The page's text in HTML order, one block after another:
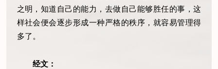
之明，知道自己的能力，去做自己能够胜任的事，这
样社会便会逐步形成一种严格的秩序，就容易管理得
多了。
经文：